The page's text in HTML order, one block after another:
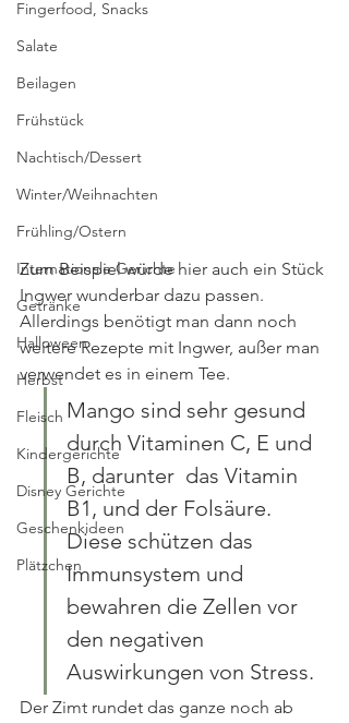
Fingerfood, Snacks
Salate
Beilagen
Frühstück
Nachtisch/Dessert
Winter/Weihnachten
Frühling/Ostern
Internationale Gerichte
Getränke
Halloween
Herbst
Fleisch
Kindergerichte
Disney Gerichte
Geschenkideen
Plätzchen
Zum Beispiel würde hier auch ein Stück
Ingwer wunderbar dazu passen.
Allerdings benötigt man dann noch
weitere Rezepte mit Ingwer, außer man
verwendet es in einem Tee.
Mango sind sehr gesund
durch Vitaminen C, E und
B, darunter  das Vitamin
B1, und der Folsäure.
Diese schützen das
Immunsystem und
bewahren die Zellen vor
den negativen
Auswirkungen von Stress.
Der Zimt rundet das ganze noch ab